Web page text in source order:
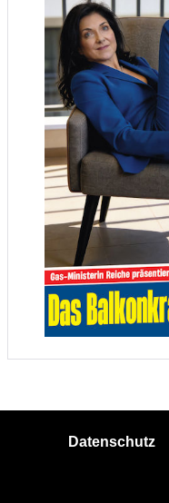
Datenschutz